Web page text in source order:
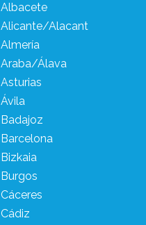
Albacete
Alicante/Alacant
Almería
Araba/Álava
Asturias
Ávila
Badajoz
Barcelona
Bizkaia
Burgos
Cáceres
Cádiz